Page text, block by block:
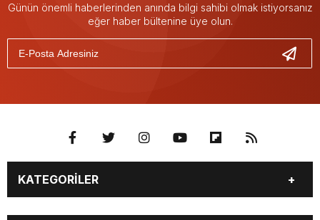
Günün önemli haberlerinden anında bilgi sahibi olmak istiyorsanız
eğer haber bültenine üye olun.
KATEGORİLER
BURÇLAR CANLI BORSA